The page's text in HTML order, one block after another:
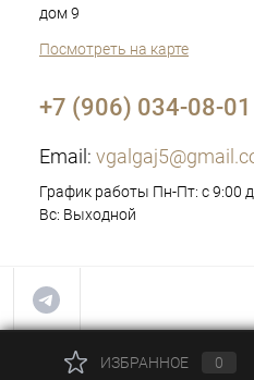
дом 9
Посмотреть на карте
+7 (906) 034-08-01
Email:
График работы Пн-Пт: с 9:00
Вс: Выходной
ИЗБРАННОЕ 0